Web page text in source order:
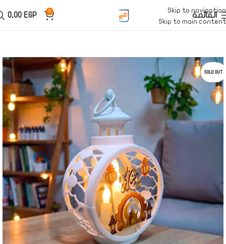
Skip to navigation
Skip to main content
القائمة 0
0,00 EGP
SOLD OUT